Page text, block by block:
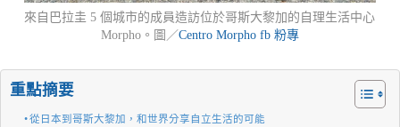
來自巴拉圭 5 個城市的成員造訪位於哥斯大黎加的自理生活中心
Morpho。圖／Centro Morpho fb 粉專
重點摘要
從日本到哥斯大黎加，和世界分享自立生活的可能